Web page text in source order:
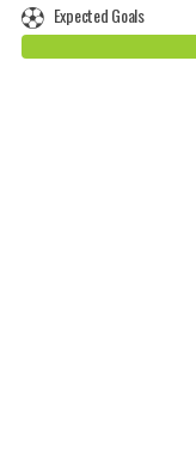
Expected Goals